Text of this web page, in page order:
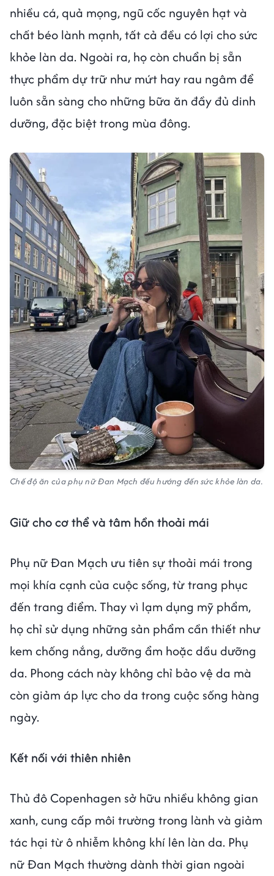
nhiều cá, quả mọng, ngũ cốc nguyên hạt và
chất béo lành mạnh, tất cả đều có lợi cho sức
khỏe làn da. Ngoài ra, họ còn chuẩn bị sẵn
thực phẩm dự trữ như mứt hay rau ngâm để
luôn sẵn sàng cho những bữa ăn đầy đủ dinh
dưỡng, đặc biệt trong mùa đông.
Chế độ ăn của phụ nữ Đan Mạch đều hướng đến sức khỏe làn da.
Giữ cho cơ thể và tâm hồn thoải mái
Phụ nữ Đan Mạch ưu tiên sự thoải mái trong
mọi khía cạnh của cuộc sống, từ trang phục
đến trang điểm. Thay vì lạm dụng mỹ phẩm,
họ chỉ sử dụng những sản phẩm cần thiết như
kem chống nắng, dưỡng ẩm hoặc dầu dưỡng
da. Phong cách này không chỉ bảo vệ da mà
còn giảm áp lực cho da trong cuộc sống hàng
ngày.
Kết nối với thiên nhiên
Thủ đô Copenhagen sở hữu nhiều không gian
xanh, cung cấp môi trường trong lành và giảm
tác hại từ ô nhiễm không khí lên làn da. Phụ
nữ Đan Mạch thường dành thời gian ngoài